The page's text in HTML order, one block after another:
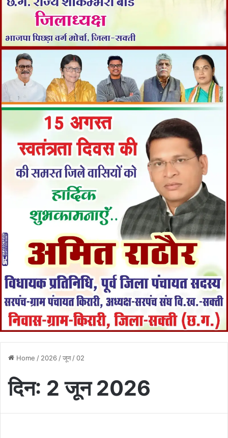
Home / 2026 /जून /02
दिन: 2 जून 2026